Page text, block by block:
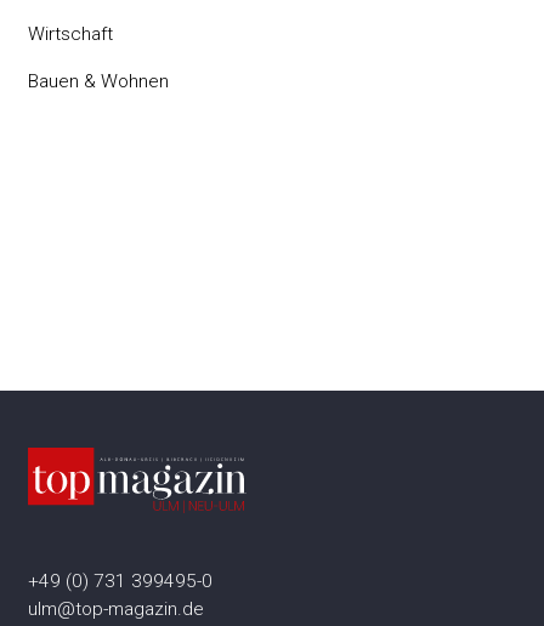
Wirtschaft
Bauen & Wohnen
+49 (0) 731 399495-0
ulm@top-magazin.de